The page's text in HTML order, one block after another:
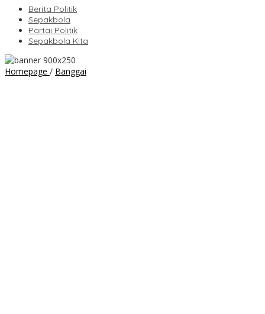
Berita Politik
Sepakbola
Partai Politik
Sepakbola Kita
Homepage / Banggai